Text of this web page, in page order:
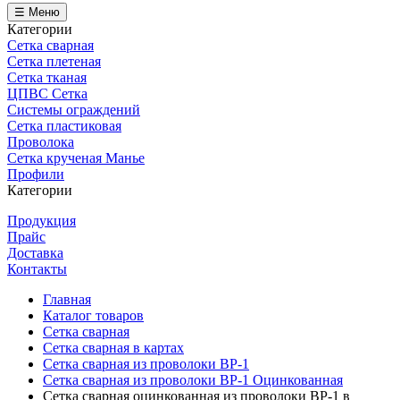
☰ Меню
Категории
Сетка сварная
Сетка плетеная
Сетка тканая
ЦПВС Сетка
Системы ограждений
Сетка пластиковая
Проволока
Сетка крученая Манье
Профили
Категории
Продукция
Прайс
Доставка
Контакты
Главная
Каталог товаров
Сетка сварная
Сетка сварная в картах
Сетка сварная из проволоки ВР-1
Сетка сварная из проволоки ВР-1 Оцинкованная
Сетка сварная оцинкованная из проволоки ВР-1 в